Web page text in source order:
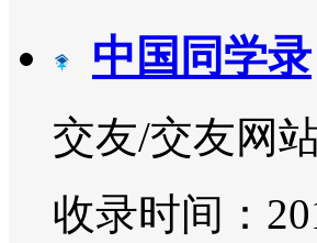
中国同学录
交友/交友网
收录时间：